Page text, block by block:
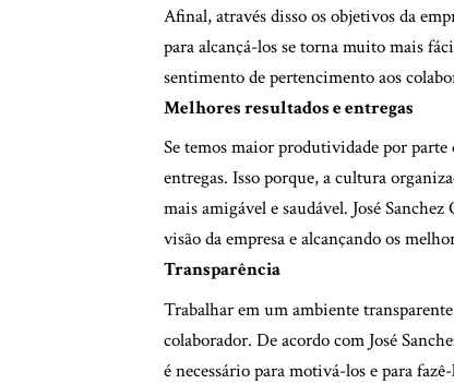
Afinal, através disso os objetivos da
para alcançá-los se torna muito mais
sentimento de pertencimento aos
Melhores resultados e entregas
Se temos maior produtividade por
entregas. Isso porque, a cultura
mais amigável e saudável. José
visão da empresa e alcançando os
Transparência
Trabalhar em um ambiente
colaborador. De acordo com José
é necessário para motivá-los e para